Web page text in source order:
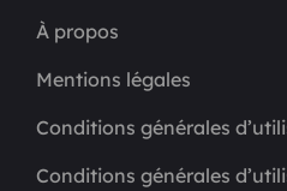
À propos
Mentions légales
Conditions générales
Conditions générales